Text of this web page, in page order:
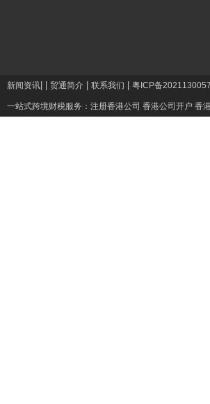
新闻资讯 贸通简介 联系我们 粤ICP备
一站式跨境财税服务： 注册香港公司 香港公司开户 香